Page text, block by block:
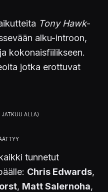
Tony Hawk-
alku-introon,
kokonaisfiilikseen.
jotka erottuvat
tunnetut
Chris Edwards,
, Matt Salernoha,